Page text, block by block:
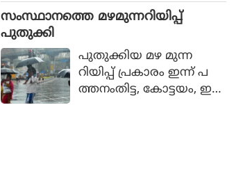
സിക്കുകയോ ചെയ്തില്ല.
ആ സ്വീകരണം ഏ
റ്റുവാങ്ങുകയാണ് ചെയ്ത
ത്.
സംസ്ഥാനത്തെ മഴമുന്നറിയിപ്പ്
പുതുക്കി
പുതുക്കിയ മഴ മുന്ന
റിയിപ്പ് പ്രകാരം ഇന്ന് പ
ത്തനംതിട്ട, കോട്ടയം, ഇ